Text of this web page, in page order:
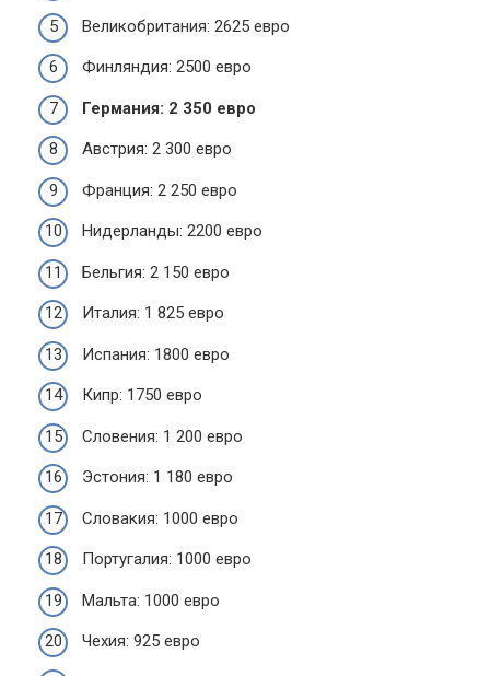
Великобритания: 2625 евро
Финляндия: 2500 евро
Германия: 2 350 евро
Австрия: 2 300 евро
Франция: 2 250 евро
Нидерланды: 2200 евро
Бельгия: 2 150 евро
Италия: 1 825 евро
Испания: 1800 евро
Кипр: 1750 евро
Словения: 1 200 евро
Эстония: 1 180 евро
Словакия: 1000 евро
Португалия: 1000 евро
Мальта: 1000 евро
Чехия: 925 евро